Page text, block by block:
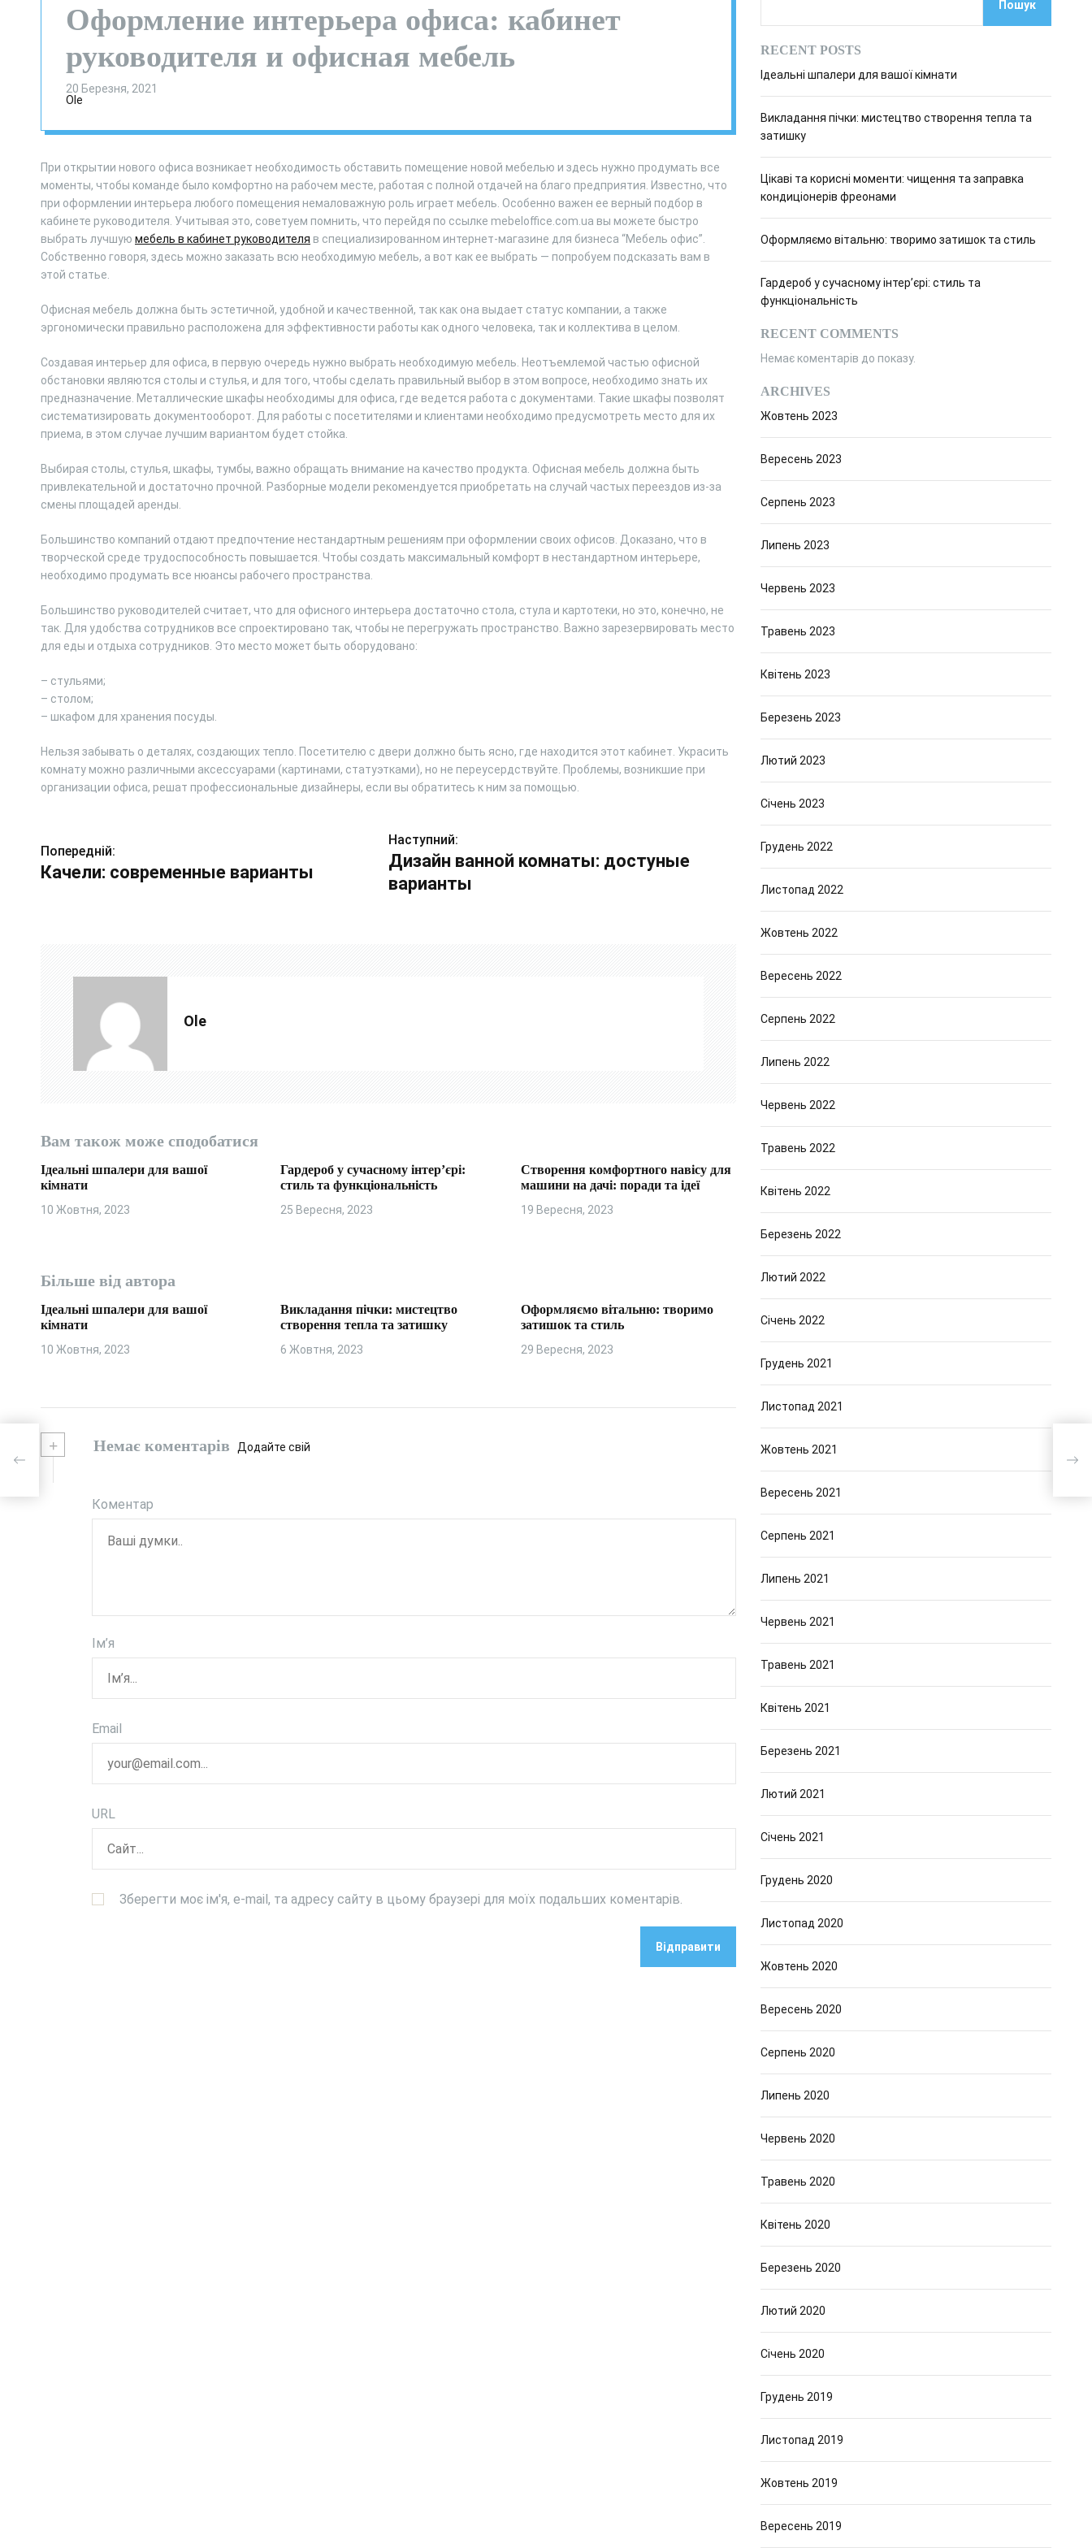
в
р
е
и
Оформление интерьера офиса: кабинет
руководителя и офисная мебель
20 Березня, 2021
Ole
При открытии нового офиса возникает необходимость обставить помещение новой мебелью и здесь нужно продумать все
моменты, чтобы команде было комфортно на рабочем месте, работая с полной отдачей на благо предприятия. Известно, что
при оформлении интерьера любого помещения немаловажную роль играет мебель. Особенно важен ее верный подбор в
кабинете руководителя. Учитывая это, советуем помнить, что перейдя по ссылке mebeloffice.com.ua вы можете быстро
выбрать лучшую мебель в кабинет руководителя в специализированном интернет-магазине для бизнеса “Мебель офис”.
Собственно говоря, здесь можно заказать всю необходимую мебель, а вот как ее выбрать — попробуем подсказать вам в
этой статье.
Офисная мебель должна быть эстетичной, удобной и качественной, так как она выдает статус компании, а также
эргономически правильно расположена для эффективности работы как одного человека, так и коллектива в целом.
Создавая интерьер для офиса, в первую очередь нужно выбрать необходимую мебель. Неотъемлемой частью офисной
обстановки являются столы и стулья, и для того, чтобы сделать правильный выбор в этом вопросе, необходимо знать их
предназначение. Металлические шкафы необходимы для офиса, где ведется работа с документами. Такие шкафы позволят
систематизировать документооборот. Для работы с посетителями и клиентами необходимо предусмотреть место для их
приема, в этом случае лучшим вариантом будет стойка.
Выбирая столы, стулья, шкафы, тумбы, важно обращать внимание на качество продукта. Офисная мебель должна быть
привлекательной и достаточно прочной. Разборные модели рекомендуется приобретать на случай частых переездов из-за
смены площадей аренды.
Большинство компаний отдают предпочтение нестандартным решениям при оформлении своих офисов. Доказано, что в
творческой среде трудоспособность повышается. Чтобы создать максимальный комфорт в нестандартном интерьере,
необходимо продумать все нюансы рабочего пространства.
Большинство руководителей считает, что для офисного интерьера достаточно стола, стула и картотеки, но это, конечно, не
так. Для удобства сотрудников все спроектировано так, чтобы не перегружать пространство. Важно зарезервировать место
для еды и отдыха сотрудников. Это место может быть оборудовано:
– стульями;
– столом;
– шкафом для хранения посуды.
Нельзя забывать о деталях, создающих тепло. Посетителю с двери должно быть ясно, где находится этот кабинет. Украсить
комнату можно различными аксессуарами (картинами, статуэтками), но не переусердствуйте. Проблемы, возникшие при
организации офиса, решат профессиональные дизайнеры, если вы обратитесь к ним за помощью.
Н
а
а
п
и
і
в
Попередній:
Качели: современные варианты
Наступний:
Дизайн ванной комнаты: достуные
варианты
Ole
Вам також може сподобатися
Ідеальні шпалери для вашої
кімнати
10 Жовтня, 2023
Гардероб у сучасному інтер’єрі:
стиль та функціональність
25 Вересня, 2023
Створення комфортного навісу для
машини на дачі: поради та ідеї
19 Вересня, 2023
Більше від автора
Ідеальні шпалери для вашої
кімнати
10 Жовтня, 2023
Викладання пічки: мистецтво
створення тепла та затишку
6 Жовтня, 2023
Оформляємо вітальню: творимо
затишок та стиль
29 Вересня, 2023
+ Немає коментарів Додайте свій
Коментар
Ім’я
Email
URL
Зберегти моє ім'я, e-mail, та адресу сайту в цьому браузері для моїх подальших коментарів.
Пошук
RECENT POSTS
Ідеальні шпалери для вашої кімнати
Викладання пічки: мистецтво створення тепла та
затишку
Цікаві та корисні моменти: чищення та заправка
кондиціонерів фреонами
Оформляємо вітальню: творимо затишок та стиль
Гардероб у сучасному інтер’єрі: стиль та
функціональність
RECENT COMMENTS
Немає коментарів до показу.
ARCHIVES
Жовтень 2023
Вересень 2023
Серпень 2023
Липень 2023
Червень 2023
Травень 2023
Квітень 2023
Березень 2023
Лютий 2023
Січень 2023
Грудень 2022
Листопад 2022
Жовтень 2022
Вересень 2022
Серпень 2022
Липень 2022
Червень 2022
Травень 2022
Квітень 2022
Березень 2022
Лютий 2022
Січень 2022
Грудень 2021
Листопад 2021
Жовтень 2021
Вересень 2021
Серпень 2021
Липень 2021
Червень 2021
Травень 2021
Квітень 2021
Березень 2021
Лютий 2021
Січень 2021
Грудень 2020
Листопад 2020
Жовтень 2020
Вересень 2020
Серпень 2020
Липень 2020
Червень 2020
Травень 2020
Квітень 2020
Березень 2020
Лютий 2020
Січень 2020
Грудень 2019
Листопад 2019
Жовтень 2019
Вересень 2019